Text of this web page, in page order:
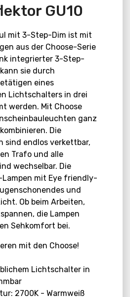
GU10
mit 3-Step-Dim ist mit
aus der Choose-Serie
integrierter 3-Step-
sie durch
eines
Lichtschalters in drei
werden. Mit Choose
ganz
Die
sind endlos verkettbar,
Trafo und alle
wechselbar. Die
Lampen mit Eye friendly-
und
Ob beim Arbeiten,
die Lampen
Sehkomfort bei.
mit den Choose!
Lichtschalter in
2700K - Warmweiß